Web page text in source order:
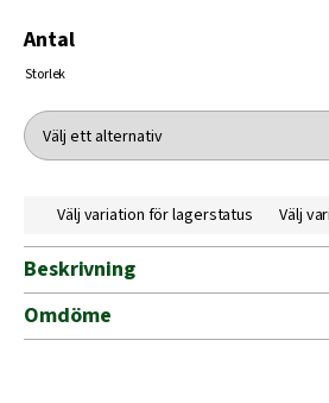
Antal
Storlek
Välj variation för lagerstatus Välj
Beskrivning
Omdöme